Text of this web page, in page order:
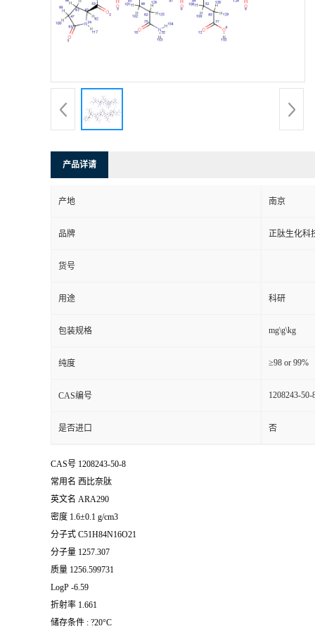
产品详请
产地 南京
品牌 正肽生化科
货号
用途 科研
包装规格 mg\g\kg
纯度 ≥98 or 99%
CAS编号 1208243-50-
是否进口 否
CAS号 1208243-50-8
常用名 西比奈肽
英文名 ARA290
密度 1.6±0.1 g/cm3
分子式 C51H84N16O21
分子量 1257.307
质量 1256.599731
LogP -6.59
折射率 1.661
储存条件 : ?20°C